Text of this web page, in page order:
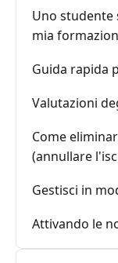
Uno studente
mia
Guida rapida
Valutazioni
Come
(annullare
Gestisci in
Attivando le